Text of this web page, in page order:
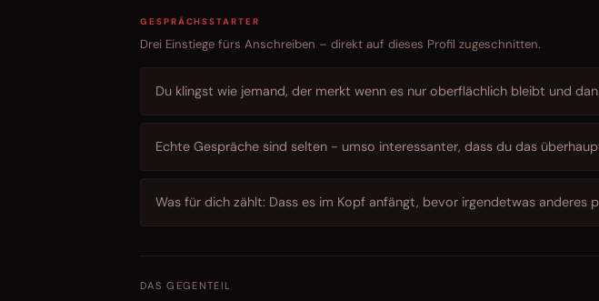
GESPRÄCHSSTARTER
Drei Einstiege fürs Anschreiben – direkt auf dieses Profil zugeschnitten.
Du klingst wie jemand, der merkt wenn es nur oberflächlich bleibt und
Echte Gespräche sind selten - umso interessanter, dass du das
Was für dich zählt: Dass es im Kopf anfängt, bevor irgendetwas anderes
DAS GEGENTEIL